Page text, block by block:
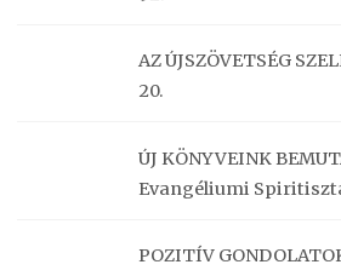
AZ ÚJSZÖVETSÉG
20.
ÚJ KÖNYVEINK
Evangéliumi
POZITÍV